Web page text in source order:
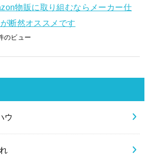
物販に取り組むならメーカー仕
断然オススメです
のビュー
ウ